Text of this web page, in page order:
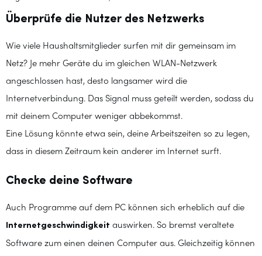
Überprüfe die Nutzer des Netzwerks
Wie viele Haushaltsmitglieder surfen mit dir gemeinsam im
Netz? Je mehr Geräte du im gleichen WLAN-Netzwerk
angeschlossen hast, desto langsamer wird die
Internetverbindung. Das Signal muss geteilt werden, sodass du
mit deinem Computer weniger abbekommst.
Eine Lösung könnte etwa sein, deine Arbeitszeiten so zu legen,
dass in diesem Zeitraum kein anderer im Internet surft.
Checke deine Software
Auch Programme auf dem PC können sich erheblich auf die
Internetgeschwindigkeit auswirken. So bremst veraltete
Software zum einen deinen Computer aus. Gleichzeitig können